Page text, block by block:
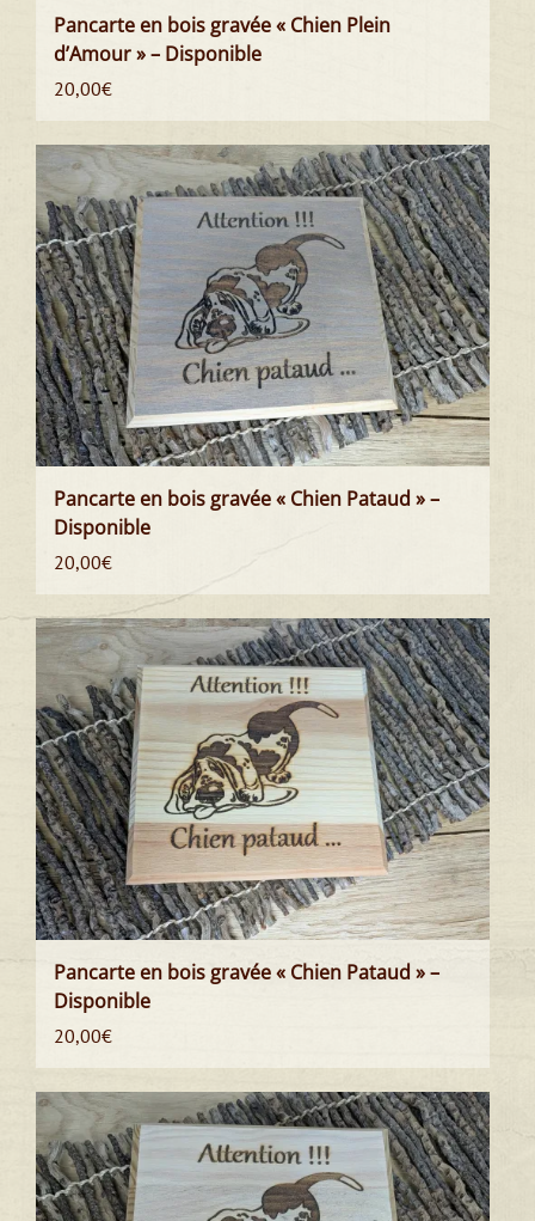
Pancarte en bois gravée « Chien Plein
d’Amour » – Disponible
20,00€
Pancarte en bois gravée « Chien Pataud » –
Disponible
20,00€
Pancarte en bois gravée « Chien Pataud » –
Disponible
20,00€